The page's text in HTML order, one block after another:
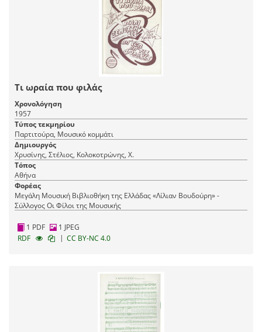
Τι ωραία που φιλάς
Χρονολόγηση
1957
Τύπος τεκμηρίου
Παρτιτούρα, Μουσικό κομμάτι
Δημιουργός
Χρυσίνης, Στέλιος, Κολοκοτρώνης, Χ.
Τόπος
Αθήνα
Φορέας
Μεγάλη Μουσική Βιβλιοθήκη της Ελλάδας «Λίλιαν Βουδούρη» -
Σύλλογος Οι Φίλοι της Μουσικής
1 PDF
1 JPEG
RDF
| CC BY-NC 4.0